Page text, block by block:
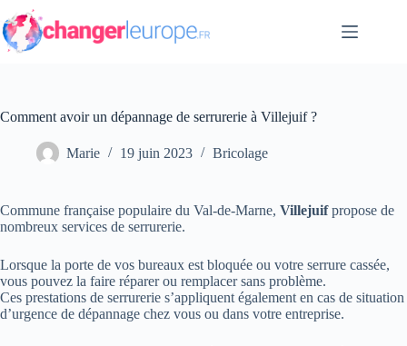
Passer
au
contenu
Comment avoir un dépannage de serrurerie à Villejuif ?
Marie 19 juin 2023 Bricolage
Commune française populaire du Val-de-Marne, Villejuifpropose de
nombreux services de serrurerie.
Lorsque la porte de vos bureaux est bloquée ou votre serrure cassée,
vous pouvez la faire réparer ou remplacer sans problème.
Ces prestations de serrurerie s’appliquent également en cas de situation
d’urgence de dépannage chez vous ou dans votre entreprise.